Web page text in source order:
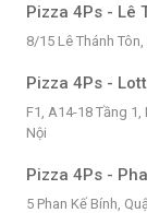
Pizza 4Ps - Lê
8/15 Lê Thánh
Pizza 4Ps -
F1, A14-18 Tầng
Nội
Pizza 4Ps -
5 Phan Kế Bính,